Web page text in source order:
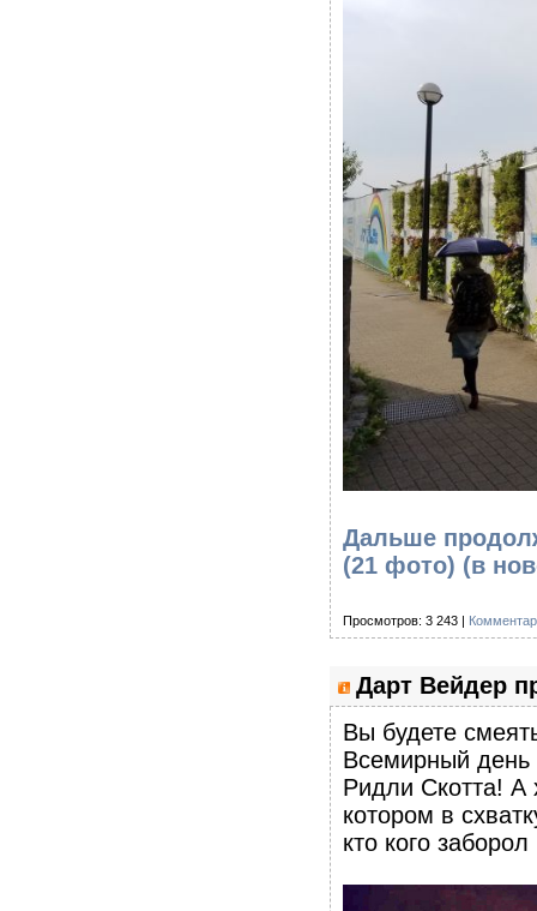
Дальше
(21 фото) (в
Просмотров: 3 243 |
Дарт Вейдер
Вы будете
Всемирный день
Ридли Скотта! А
котором в
кто кого